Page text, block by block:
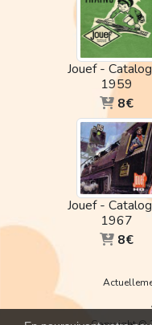
Jouef -
1959
8€
Jouef -
1967
8€